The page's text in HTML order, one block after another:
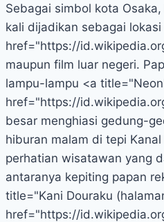
Sebagai simbol kota
kali dijadikan sebagai
href="https://
maupun film luar negeri.
lampu-lampu <a
href="https://
besar menghiasi gedung-
hiburan malam di tepi
perhatian wisatawan yang
antaranya kepiting papan
title="Kani Douraku
href="https://